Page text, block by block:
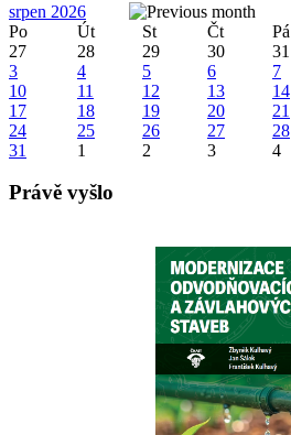
srpen 2026
Po
Út St Čt Pá
27
28 29 30 31
3
4 5 6 7
10
11 12 13 14
17
18 19 20 21
24
25 26 27 28
31
1 2 3 4
Právě vyšlo